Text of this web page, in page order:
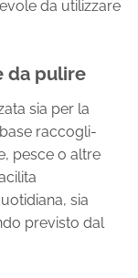
da utilizzare
da pulire
sia per la
raccogli-
pesce o altre
sia
previsto dal